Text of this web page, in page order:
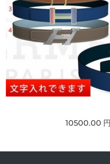
10500.00 円